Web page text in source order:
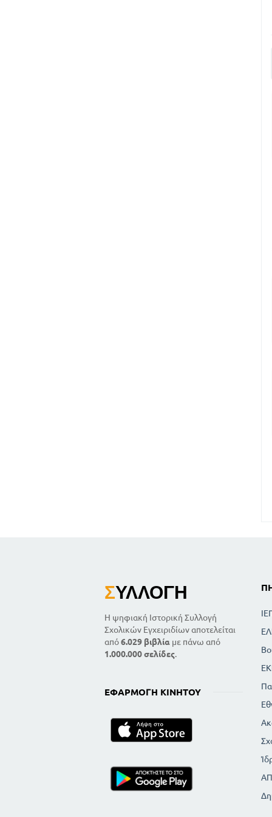
ΣΥΛΛΟΓΉ
Η ψηφιακή Ιστορική Συλλογή
Σχολικών Εγχειριδίων αποτελείται
από6.029 βιβλία με πάνω από
1.000.000 σελίδες.
ΕΦΑΡΜΟΓΉ ΚΙΝΗΤΟΎ